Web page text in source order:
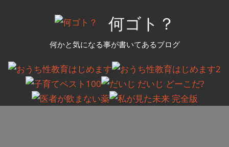
ツ
何ゴト？
何かと気になる事が書いてあるブログ